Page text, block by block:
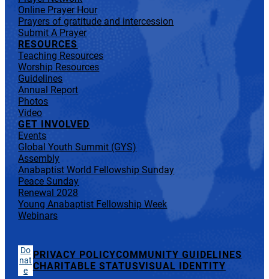
Online Prayer Hour
Prayers of gratitude and intercession
Submit A Prayer
RESOURCES
Teaching Resources
Worship Resources
Guidelines
Annual Report
Photos
Video
GET INVOLVED
Events
Global Youth Summit (GYS)
Assembly
Anabaptist World Fellowship Sunday
Peace Sunday
Renewal 2028
Young Anabaptist Fellowship Week
Webinars
Do
nat
e
PRIVACY POLICYCOMMUNITY GUIDELINES
CHARITABLE STATUSVISUAL IDENTITY